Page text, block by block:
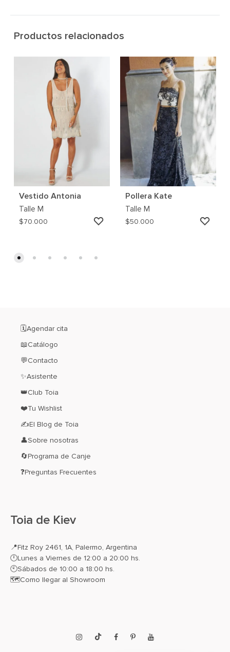
Productos relacionados
Vestido Antonia
Talle M
$70.000
AGREGAR
Pollera Kate
Talle M
$50.000
🗓️Agendar cita
📖Catálogo
💬Contacto
✨Asistente
👑Club Toia
❤️Tu Wishlist
✍El Blog de Toia
👤Sobre nosotras
🔄Programa de Canje
❓Preguntas Frecuentes
Toia de Kiev
📍Fitz Roy 2461, 1A, Palermo, Argentina
🕛Lunes a Viernes de 12:00 a 20:00 hs.
🕙Sábados de 10:00 a 18:00 hs.
🗺️Como llegar al Showroom
InstagramTikTokFacebook
PinterestYouTube